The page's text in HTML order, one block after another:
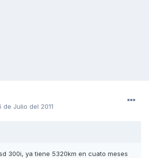
de Julio del 2011
300i, ya tiene 5320km en cuato meses